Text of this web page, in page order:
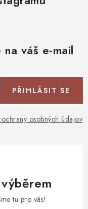
váš e-mail
osobných údajov
PŘIHLÁSIT SE
tu pro vás!